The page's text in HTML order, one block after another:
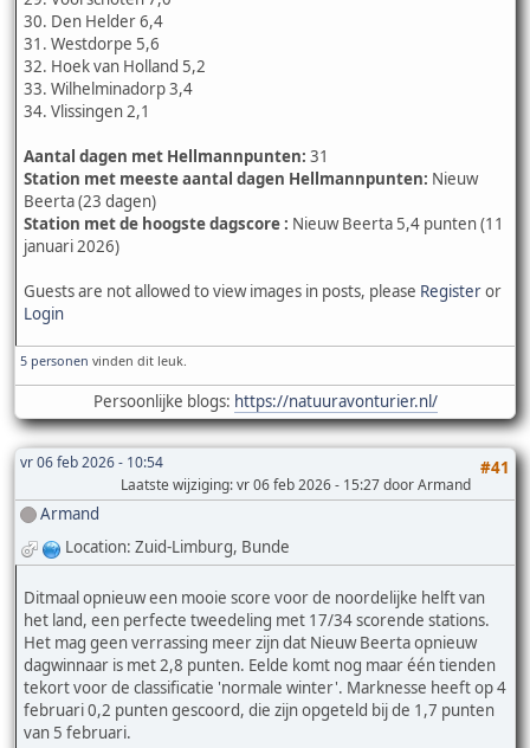
30. Den Helder 6,4
31. Westdorpe 5,6
32. Hoek van Holland 5,2
33. Wilhelminadorp 3,4
34. Vlissingen 2,1
Aantal dagen met Hellmannpunten: 31
Station met meeste aantal dagen Hellmannpunten: Nieuw
Beerta (23 dagen)
Station met de hoogste dagscore : Nieuw Beerta 5,4 punten (11
januari 2026)
Guests are not allowed to view images in posts, please Registeror
Login
5 personen vinden dit leuk.
Persoonlijke blogs: https://natuuravonturier.nl/
vr 06 feb 2026 - 10:54 #41
Laatste wijziging: vr 06 feb 2026 - 15:27 door Armand
Armand
Location: Zuid-Limburg, Bunde
Ditmaal opnieuw een mooie score voor de noordelijke helft van
het land, een perfecte tweedeling met 17/34 scorende stations.
Het mag geen verrassing meer zijn dat Nieuw Beerta opnieuw
dagwinnaar is met 2,8 punten. Eelde komt nog maar één tienden
tekort voor de classificatie 'normale winter'. Marknesse heeft op 4
februari 0,2 punten gescoord, die zijn opgeteld bij de 1,7 punten
van 5 februari.